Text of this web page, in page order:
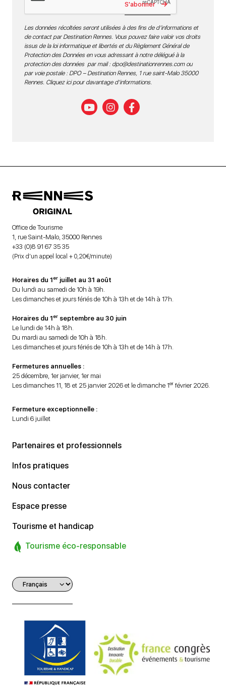
S'abonner
Les données récoltées seront utilisées à des fins de d’informations et
de contact par Destination Rennes. Vous pouvez faire valoir vos droits
issus de la loi informatique et libertés et du Règlement Général de
Protection des Données en vous adressant à notre délégué à la
protection des données par mail : dpo@destinationrennes.comou
par voie postale : DPO – Destination Rennes, 1 rue saint-Malo 35000
Rennes. Cliquez ici pour davantage d’informations.
Office de Tourisme
1, rue Saint-Malo, 35000 Rennes
+33 (0)8 91 67 35 35
(Prix d’un appel local + 0,20€/minute)
Horaires du 1er juillet au 31 août
Du lundi au samedi de 10h à 19h.
Les dimanches et jours fériés de 10h à 13h et de 14h à 17h.
Horaires du 1er septembre au 30 juin
Le lundi de 14h à 18h.
Du mardi au samedi de 10h à 18h.
Les dimanches et jours fériés de 10h à 13h et de 14h à 17h.
Fermetures annuelles :
25 décembre, 1er janvier, 1er mai
Les dimanches 11, 18 et 25 janvier 2026 et le dimanche 1er février 2026.
Fermeture exceptionnelle :
Lundi 6 juillet
Partenaires et professionnels
Infos pratiques
Nous contacter
Espace presse
Tourisme et handicap
Tourisme éco-responsable